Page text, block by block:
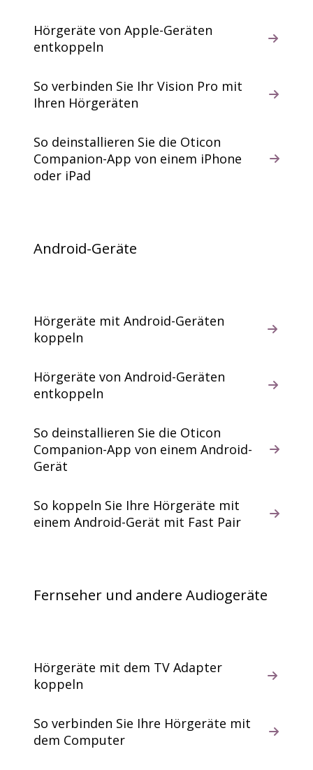
Hörgeräte von Apple-Geräten
entkoppeln
So verbinden Sie Ihr Vision Pro mit
Ihren Hörgeräten
So deinstallieren Sie die Oticon
Companion-App von einem iPhone
oder iPad
Android-Geräte
Hörgeräte mit Android-Geräten
koppeln
Hörgeräte von Android-Geräten
entkoppeln
So deinstallieren Sie die Oticon
Companion-App von einem Android-
Gerät
So koppeln Sie Ihre Hörgeräte mit
einem Android-Gerät mit Fast Pair
Fernseher und andere Audiogeräte
Hörgeräte mit dem TV Adapter
koppeln
So verbinden Sie Ihre Hörgeräte mit
dem Computer